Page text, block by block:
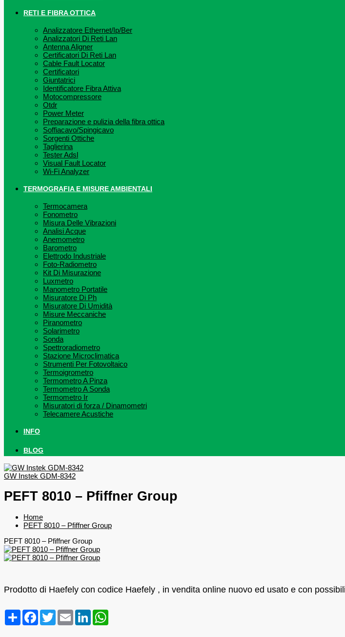
RETI E FIBRA OTTICA
Analizzatore Ethernet/Ip/Ber
Analizzatori Di Reti Lan
Antenna Aligner
Certificatori Di Reti Lan
Cable Fault Locator
Certificatori
Giuntatrici
Identificatore Fibra Attiva
Motocompressore
Otdr
Power Meter
Preparazione e pulizia della fibra ottica
Soffiacavo/Spingicavo
Sorgenti Ottiche
Taglierina
Tester Adsl
Visual Fault Locator
Wi-Fi Analyzer
TERMOGRAFIA E MISURE AMBIENTALI
Termocamera
Fonometro
Misura Delle Vibrazioni
Analisi Acque
Anemometro
Barometro
Elettrodo Industriale
Foto-Radiometro
Kit Di Misurazione
Luxmetro
Manometro Portatile
Misuratore Di Ph
Misuratore Di Umidità
Misure Meccaniche
Piranometro
Solarimetro
Sonda
Spettroradiometro
Stazione Microclimatica
Strumenti Per Fotovoltaico
Termoigrometro
Termometro A Pinza
Termometro A Sonda
Termometro Ir
Misuratori di forza / Dinamometri
Telecamere Acustiche
INFO
BLOG
GW Instek GDM-8342
PEFT 8010 – Pfiffner Group
Home
PEFT 8010 – Pfiffner Group
PEFT 8010 – Pfiffner Group
Prodotto di Haefely con codice Haefely , in vendita online nuovo ed usato e con
CondividiFacebook
TwitterEmail LinkedIn